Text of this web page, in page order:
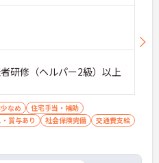
研修（ヘルパー2級）以上
なめ
住宅手当・補助
賞与あり 社会保険完備
交通費支給